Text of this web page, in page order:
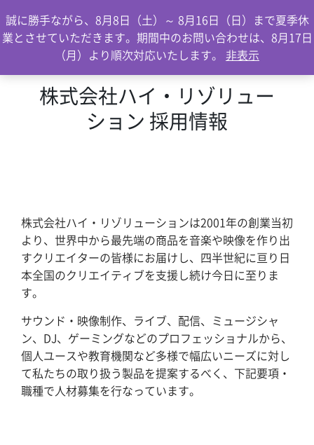
ホーム
ブログ記事一覧
0
株式会社ハイ・リゾリュー
ション 採用情報
株式会社ハイ・リゾリューションは2001年の創業当初
より、世界中から最先端の商品を音楽や映像を作り出
すクリエイターの皆様にお届けし、四半世紀に亘り日
本全国のクリエイティブを支援し続け今日に至りま
す。
サウンド・映像制作、ライブ、配信、ミュージシャ
ン、DJ、ゲーミングなどのプロフェッショナルから、
個人ユースや教育機関など多様で幅広いニーズに対し
て私たちの取り扱う製品を提案するべく、下記要項・
職種で人材募集を行なっています。
誠に勝手ながら、8月8日（土）～ 8月16日（日）まで夏季休
業とさせていただきます。期間中のお問い合わせは、8月17日
（月）より順次対応いたします。 非表示